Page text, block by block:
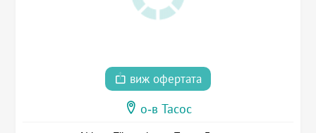
виж офертата
о-в Тасос